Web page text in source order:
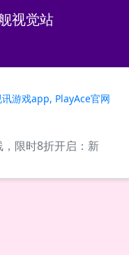
视觉站
讯游戏app, PlayAce官网
，限时8折开启：新